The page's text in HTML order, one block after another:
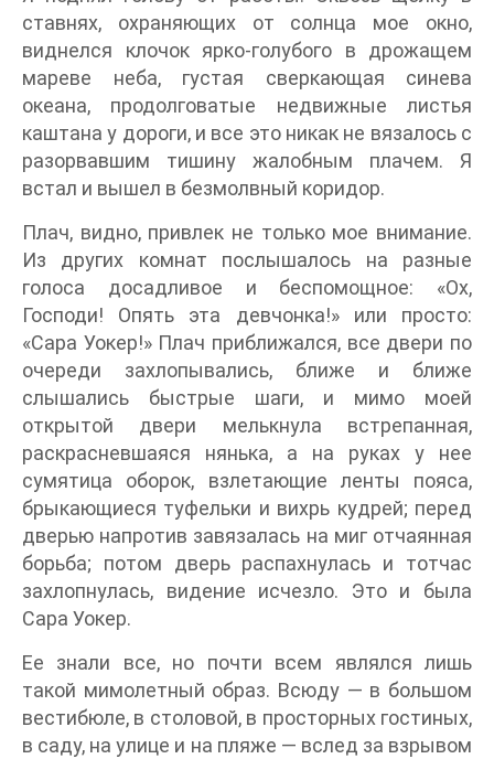
ставнях, охраняющих от солнца мое окно,
виднелся клочок ярко-голубого в дрожащем
мареве неба, густая сверкающая синева
океана, продолговатые недвижные листья
каштана у дороги, и все это никак не вязалось с
разорвавшим тишину жалобным плачем. Я
встал и вышел в безмолвный коридор.
Плач, видно, привлек не только мое внимание.
Из других комнат послышалось на разные
голоса досадливое и беспомощное: «Ох,
Господи! Опять эта девчонка!» или просто:
«Сара Уокер!» Плач приближался, все двери по
очереди захлопывались, ближе и ближе
слышались быстрые шаги, и мимо моей
открытой двери мелькнула встрепанная,
раскрасневшаяся нянька, а на руках у нее
сумятица оборок, взлетающие ленты пояса,
брыкающиеся туфельки и вихрь кудрей; перед
дверью напротив завязалась на миг отчаянная
борьба; потом дверь распахнулась и тотчас
захлопнулась, видение исчезло. Это и была
Сара Уокер.
Ее знали все, но почти всем являлся лишь
такой мимолетный образ. Всюду — в большом
вестибюле, в столовой, в просторных гостиных,
в саду, на улице и на пляже — вслед за взрывом